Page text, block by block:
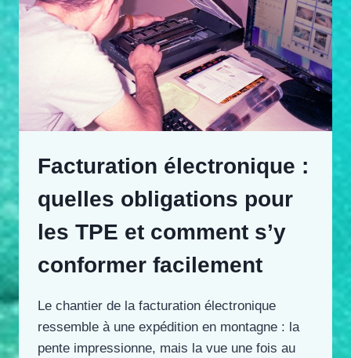
Facturation électronique :
quelles obligations pour
les TPE et comment s’y
conformer facilement
Le chantier de la facturation électronique
ressemble à une expédition en montagne : la
pente impressionne, mais la vue une fois au